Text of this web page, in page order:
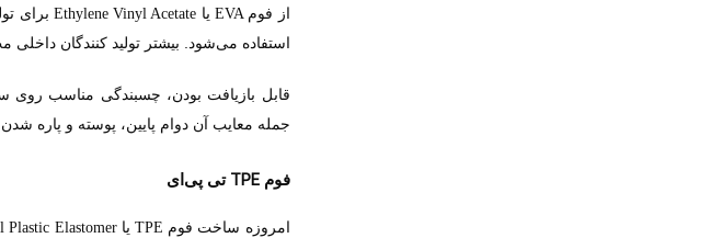
از فوم EVA یا Ethylene Vinyl Acetate برای
استفاده می‌شود. بیشتر تولید کنندگان
قابل بازیافت بودن، چسبندگی مناسب روی
جمله معایب آن دوام پایین، پوسته و پاره
فوم TPEتی پی‌ای
امروزه ساخت فوم TPE یا Plastic Elastomer